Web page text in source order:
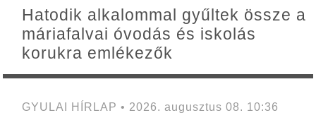
Hatodik alkalommal gyűltek össze a
máriafalvai óvodás és iskolás
korukra emlékezők
GYULAI HÍRLAP • 2026. augusztus 08. 10:36